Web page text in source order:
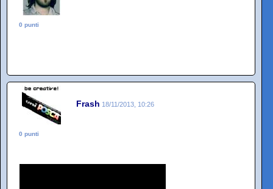
0 punti
Frash 18/11/2013, 10:26
0 punti